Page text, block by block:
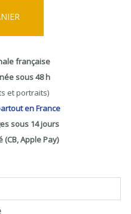
française
sous 48 h
et portraits)
en France
sous 14 jours
Apple Pay)